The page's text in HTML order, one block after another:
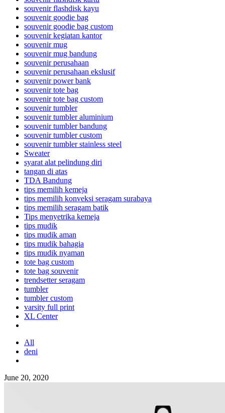
souvenir flashdisk kayu
souvenir goodie bag
souvenir goodie bag custom
souvenir kegiatan kantor
souvenir mug
souvenir mug bandung
souvenir perusahaan
souvenir perusahaan ekslusif
souvenir power bank
souvenir tote bag
souvenir tote bag custom
souvenir tumbler
souvenir tumbler aluminium
souvenir tumbler bandung
souvenir tumbler custom
souvenir tumbler stainless steel
Sweater
syarat alat pelindung diri
tangan di atas
TDA Bandung
tips memilih kemeja
tips memilih konveksi seragam surabaya
tips memilih seragam batik
Tips menyetrika kemeja
tips mudik
tips mudik aman
tips mudik bahagia
tips mudik nyaman
tote bag custom
tote bag souvenir
trendsetter seragam
tumbler
tumbler custom
varsity full print
XL Center
All
deni
June 20, 2020